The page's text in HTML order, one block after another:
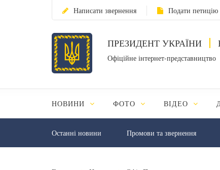
Написати звернення Подати петицію
ПРЕЗИДЕНТ УКРАЇНИ
Офіційне інтернет-представництво
НОВИНИ ФОТО ВІДЕО
Останні новини Промови та звернення